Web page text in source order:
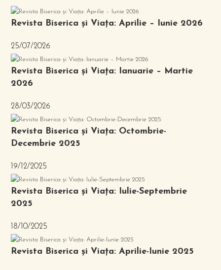
Revista Biserica și Viața: Aprilie – Iunie 2026
25/07/2026
Revista Biserica și Viața: Ianuarie – Martie
2026
28/03/2026
Revista Biserica și Viața: Octombrie-
Decembrie 2025
19/12/2025
Revista Biserica și Viața: Iulie-Septembrie
2025
18/10/2025
Revista Biserica și Viața: Aprilie-Iunie 2025